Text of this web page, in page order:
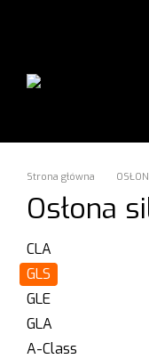
Strona główna
Osłona
CLA
GLS
GLE
GLA
A-Class